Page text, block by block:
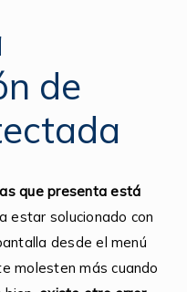
de
que presenta está
estar solucionado con
desde el menú
molesten más cuando